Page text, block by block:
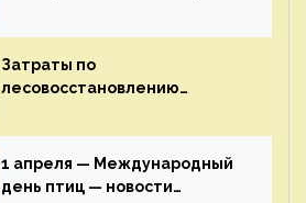
здоровье — новости
экологии на ECOportal
Затраты по
лесовосстановлению
строительства — новости
экологии на ECOportal
1 апреля — Международный
день птиц — новости